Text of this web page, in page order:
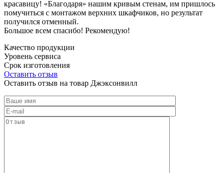
красавицу! «Благодаря» нашим кривым стенам, им пришлось
помучиться с монтажом верхних шкафчиков, но результат
получился отменный.
Большое всем спасибо! Рекомендую!
Качество продукции
Уровень сервиса
Срок изготовления
Оставить отзыв
Оставить отзыв на товар Джэксонвилл